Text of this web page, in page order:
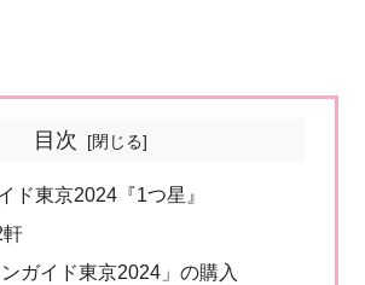
目次
ド東京2024『1つ星』
ンガイド東京2024」の購入